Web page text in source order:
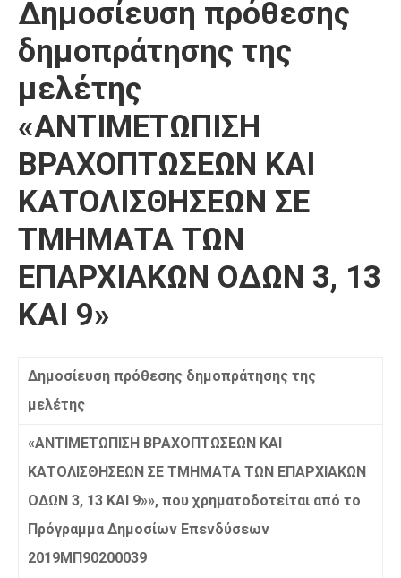
Δημοσίευση πρόθεσης
δημοπράτησης της
μελέτης
«ΑΝΤΙΜΕΤΩΠΙΣΗ
ΒΡΑΧΟΠΤΩΣΕΩΝ ΚΑΙ
ΚΑΤΟΛΙΣΘΗΣΕΩΝ ΣΕ
ΤΜΗΜΑΤΑ ΤΩΝ
ΕΠΑΡΧΙΑΚΩΝ Ο∆ΩΝ 3, 13
ΚΑΙ 9»
Δημοσίευση πρόθεσης δημοπράτησης της
μελέτης
«ΑΝΤΙΜΕΤΩΠΙΣΗ ΒΡΑΧΟΠΤΩΣΕΩΝ ΚΑΙ
ΚΑΤΟΛΙΣΘΗΣΕΩΝ ΣΕ ΤΜΗΜΑΤΑ ΤΩΝ ΕΠΑΡΧΙΑΚΩΝ
Ο∆ΩΝ 3, 13 ΚΑΙ 9»», που χρηματοδοτείται από το
Πρόγραμμα Δημοσίων Επενδύσεων
2019ΜΠ90200039